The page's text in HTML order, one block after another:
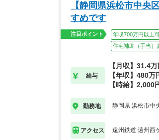
【静岡県浜松市中
すめです
注目ポイント 年収700万円以上
住宅補助（手当）
給与
【月収】31.4
【年収】480
【時給】2,000
勤務地 静岡県 浜松市中
アクセス 遠州鉄道 遠州西